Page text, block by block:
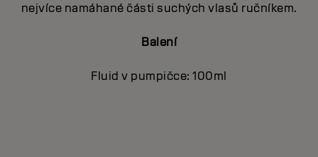
nejvíce namáhané části suchých vlasů ručníkem.
Balení
Fluid v pumpičce: 100ml